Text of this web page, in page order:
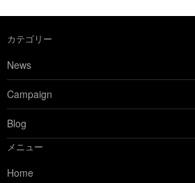
カテゴリー
News
Campaign
Blog
メニュー
Home